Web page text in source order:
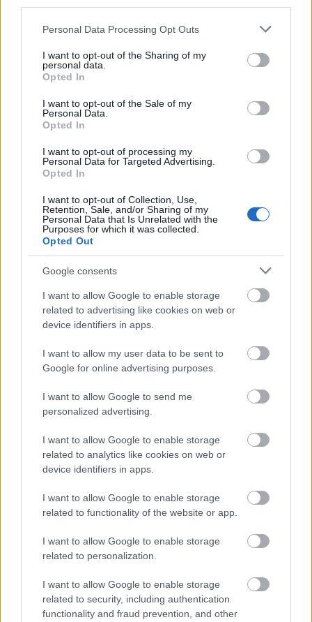
Please note that this website/app uses one or more Google
not limited to your visit or usage behaviour. You may click to
grant or deny consent to Google and its third-party tags to
use your data for below specified purposes in below Google
consent section.
Personal Data Processing Opt Outs
I want to opt-out of the Sharing of my
personal data.
Opted In
I want to opt-out of the Sale of my
Personal Data.
Opted In
I want to opt-out of processing my
Personal Data for Targeted Advertising.
Opted In
I want to opt-out of Collection, Use,
Retention, Sale, and/or Sharing of my
Personal Data that Is Unrelated with the
Purposes for which it was collected.
Opted Out
Google consents
I want to allow Google to enable storage
related to advertising like cookies on web or
device identifiers in apps.
I want to allow my user data to be sent to
Google for online advertising purposes.
I want to allow Google to send me
personalized advertising.
I want to allow Google to enable storage
related to analytics like cookies on web or
device identifiers in apps.
I want to allow Google to enable storage
related to functionality of the website or app.
I want to allow Google to enable storage
related to personalization.
I want to allow Google to enable storage
related to security, including authentication
functionality and fraud prevention, and other
KULTÚRA
A
traumafeldolgozás és a
képzőművészet összefonódása egy
izgalmas önismereti utazás kezdete
KULTÚRA